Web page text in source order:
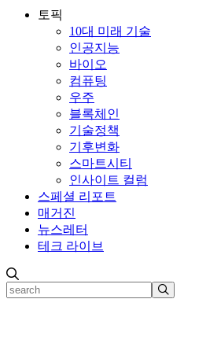
토픽
10대 미래 기술
인공지능
바이오
컴퓨팅
우주
블록체인
기술정책
기후변화
스마트시티
인사이트 컬럼
스페셜 리포트
매거진
뉴스레터
테크 라이브